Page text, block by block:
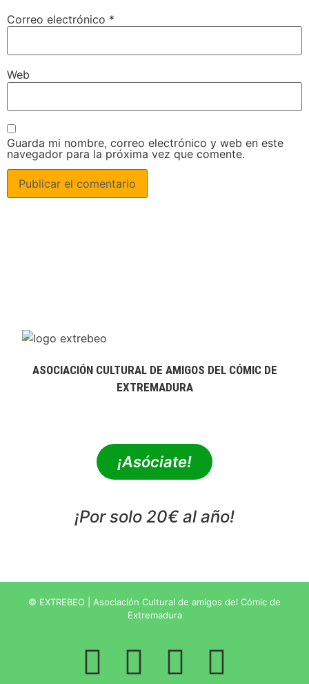
Correo electrónico *
Web
Guarda mi nombre, correo electrónico y web en este
navegador para la próxima vez que comente.
ASOCIACIÓN CULTURAL DE AMIGOS DEL CÓMIC DE
EXTREMADURA
¡Asóciate!
¡Por solo 20€ al año!
© EXTREBEO | Asociación Cultural de amigos del Cómic de
Extremadura